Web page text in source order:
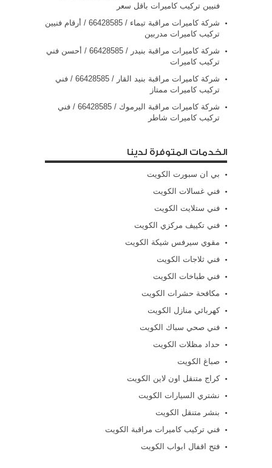
فنيين تركيب كاميرات باقل سعر
شركة كاميرات مراقبة تيماء / 66428585 / أرقام فنيين
تركيب كاميرات مدربين
شركة كاميرات مراقبة بنيدر / 66428585 / أحسن فني
تركيب كاميرات
شركة كاميرات مراقبة بنيد القار / 66428585 / فني
تركيب كاميرات ممتاز
شركة كاميرات مراقبة اليرموك / 66428585 / فني
تركيب كاميرات شاطر
الخدمات المتوفرة لدينا
بي ان سبورت الكويت
فني غسالات الكويت
فني ستلايت الكويت
فني تكييف مركزي الكويت
مقوي سيرفس شيكة الكويت
فني ثلاجات الكويت
فني طباخات الكويت
مكافحة حشرات الكويت
كهربائي منازل الكويت
فني صحي سباك الكويت
حداد مظلات الكويت
صباغ الكويت
كراج متنقل اون لاين الكويت
نشتري السيارات الكويت
بنشر متنقل الكويت
فني تركيب كاميرات مراقبة الكويت
فتح اقفال ابواب الكويت